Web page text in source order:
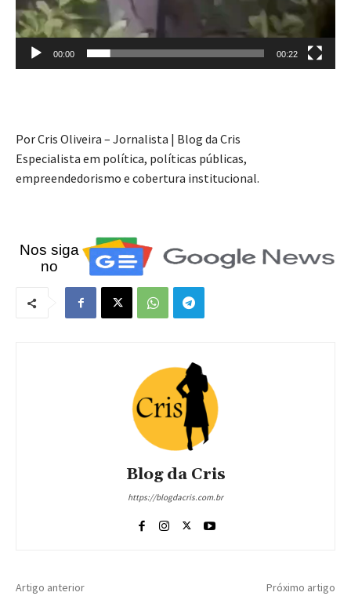
00:00 00:22
Por Cris Oliveira – Jornalista | Blog da Cris
Especialista em política, políticas públicas,
empreendedorismo e cobertura institucional.
Nos siga
no
Blog da Cris
https://blogdacris.com.br
Artigo anterior Próximo artigo